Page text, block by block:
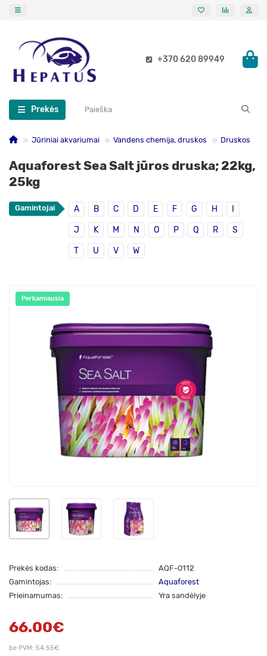
+370 620 89949
Prekės
Jūriniai akvariumai Vandens chemija, druskos Druskos
Aquaforest Sea Salt jūros druska; 22kg,
25kg
Gamintojai A B C D E F G H
J K M N O P Q R S
T U V W
Perkamiausia
Prekės kodas:
AQF-0112
Gamintojas:
Aquaforest
Prieinamumas:
Yra sandėlyje
66.00€
be PVM: 54.55€